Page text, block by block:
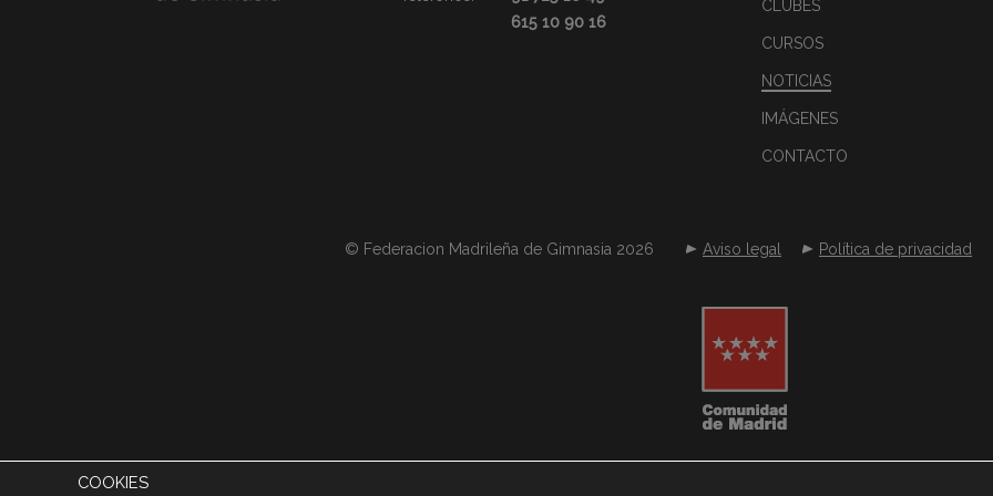
615 10 90 16
CLUBES
CURSOS
NOTICIAS
IMÁGENES
CONTACTO
© Federacion Madrileña de Gimnasia 2026 Aviso legal Política de privacidad
COOKIES